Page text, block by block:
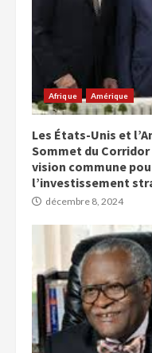
Afrique Amérique
Les États-Unis et
Sommet du
vision commune
l’investissement
décembre 8, 2024